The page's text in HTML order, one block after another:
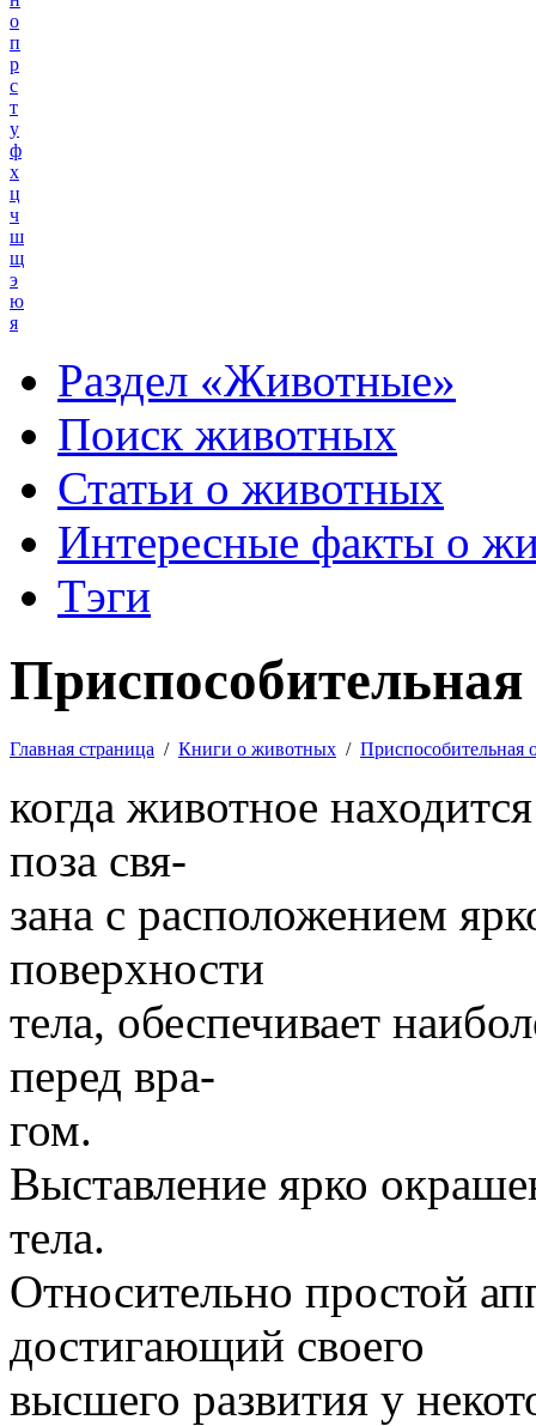
о
п
р
с
т
у
ф
х
ц
ч
ш
щ
э
ю
я
Раздел «Животные»
Поиск животных
Статьи о животных
Интересные факты о
Тэги
Главная страница / Книги о животных / Приспособительная
когда животное
поза свя-
зана с расположением
поверхности
тела, обеспечивает
перед вра-
гом.
Выставление ярко
тела.
Относительно простой
достигающий своего
высшего развития у